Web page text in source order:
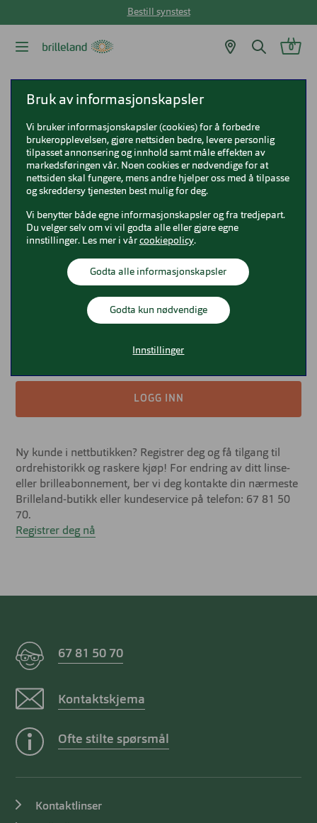
Bestill synstest
0
Logg inn til nettbutikken
E-postadresse
LOGG INN
Ny kunde i nettbutikken? Registrer deg og få tilgang til
ordrehistorikk og raskere kjøp! For endring av ditt linse-
eller brilleabonnement, ber vi deg kontakte din nærmeste
Brilleland-butikk eller kundeservice på telefon: 67 81 50
70.
Registrer deg nå
67 81 50 70
Kontaktskjema
Ofte stilte spørsmål
Kontaktlinser
Bruk av informasjonskapsler
Vi bruker informasjonskapsler (cookies) for å forbedre
brukeropplevelsen, gjøre nettsiden bedre, levere personlig
tilpasset annonsering og innhold samt måle effekten av
markedsføringen vår. Noen cookies er nødvendige for at
nettsiden skal fungere, mens andre hjelper oss med å tilpasse
og skreddersy tjenesten best mulig for deg.
Vi benytter både egne informasjonskapsler og fra tredjepart.
Du velger selv om vi vil godta alle eller gjøre egne
innstillinger. Les mer i vår cookiepolicy.
Godta alle informasjonskapsler
Godta kun nødvendige
Innstillinger